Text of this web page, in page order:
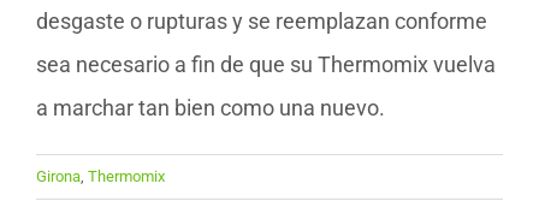
desgaste o rupturas y se reemplazan conforme
sea necesario a fin de que su Thermomix vuelva
a marchar tan bien como una nuevo.
Girona Thermomix